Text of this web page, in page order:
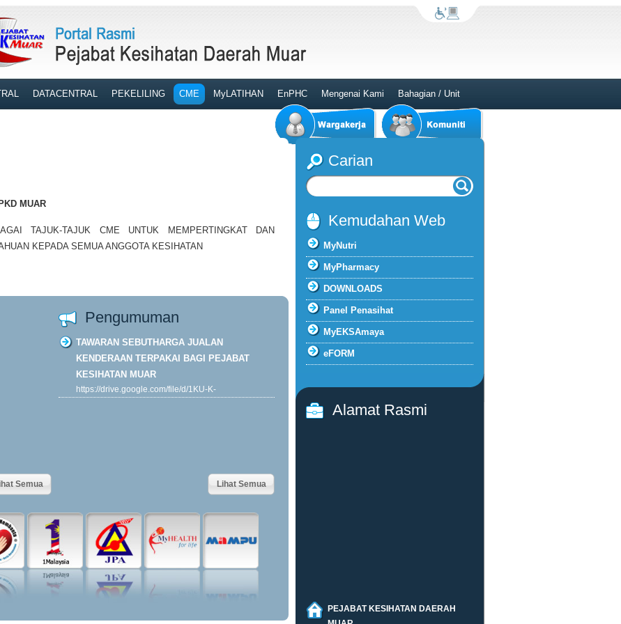
DATACENTRAL PEKELILING CME MyLATIHAN EnPHC Mengenai Kami Bahagian / Unit
MUAR
TAJUK-TAJUK CME UNTUK MEMPERTINGKAT DAN
KEPADA SEMUA ANGGOTA KESIHATAN
Semua
Pengumuman
TAWARAN SEBUTHARGA JUALAN
KENDERAAN TERPAKAI BAGI PEJABAT
KESIHATAN MUAR
https://drive.google.com/file/d/1KU-K-
Lihat Semua
Carian
Kemudahan Web
MyNutri
MyPharmacy
DOWNLOADS
Panel Penasihat
MyEKSAmaya
eFORM
Alamat Rasmi
PEJABAT KESIHATAN DAERAH